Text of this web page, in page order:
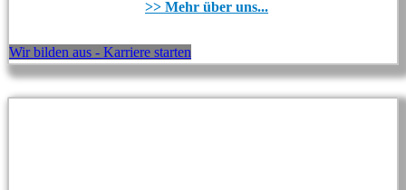
>> Mehr über uns...
Wir bilden aus - Karriere starten